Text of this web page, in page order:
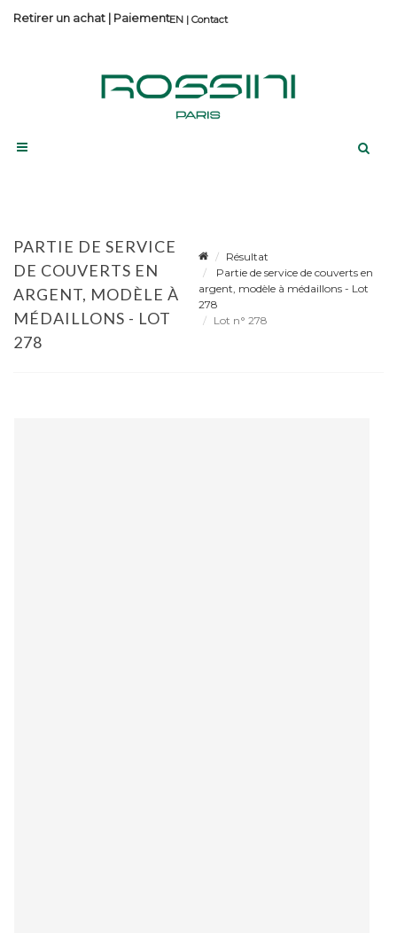
Contact
Retirer un achat | Paiement
PARTIE DE SERVICE
DE COUVERTS EN
ARGENT, MODÈLE À
MÉDAILLONS - LOT
278
Résultat
Partie de service de couverts en
argent, modèle à médaillons - Lot
278
Lot n° 278